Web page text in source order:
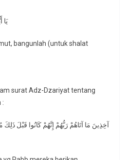
يَا
bangunlah (untuk shalat
surat Adz-Dzariyat tentang
:
آخِذِينَ مَا آتَاهُمْ رَبُّهُمْ إِنَّهُمْ كَانُوا قَبْلَ ذَلِكَ